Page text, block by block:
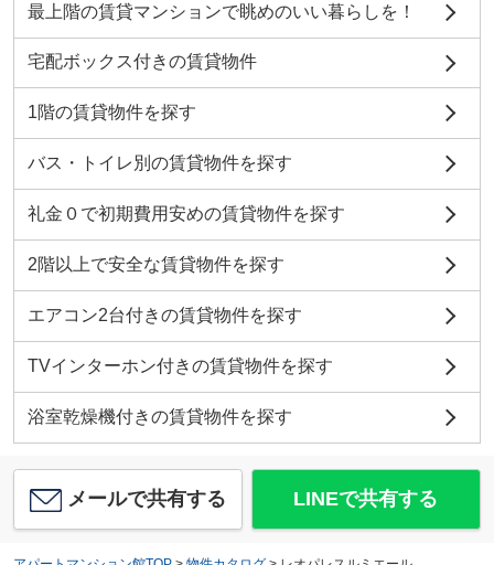
牛久市役所
約1089m／14分
ガスト牛久柏田店
約656m／9分
筑波銀行ひたち野うしく支店
地徳康至
最上階の賃貸マンションで眺めのいい暮らしを！
宅配ボックス付きの賃貸物件
1階の賃貸物件を探す
バス・トイレ別の賃貸物件を探す
礼金０で初期費用安めの賃貸物件を探す
2階以上で安全な賃貸物件を探す
エアコン2台付きの賃貸物件を探す
TVインターホン付きの賃貸物件を探す
浴室乾燥機付きの賃貸物件を探す
メールで共有する LINEで共有する